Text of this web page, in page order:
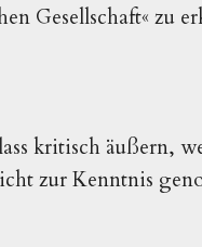
Gesellschaft« zu
kritisch äußern,
zur Kenntnis